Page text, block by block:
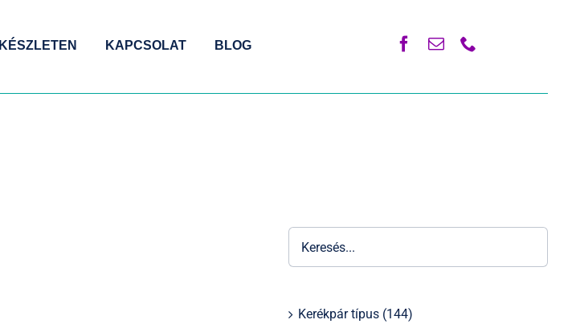
KÉSZLETEN KAPCSOLAT BLOG
Kerékpár típus (144)